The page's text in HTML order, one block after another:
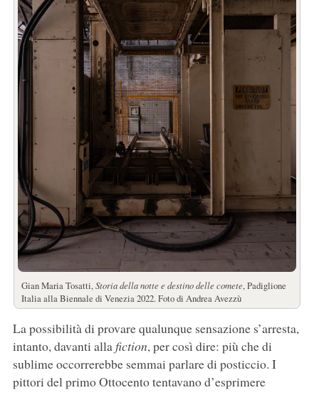
Gian Maria Tosatti, Storia della notte e destino delle comete, Padiglione
Italia alla Biennale di Venezia 2022. Foto di Andrea Avezzù
La possibilità di provare qualunque sensazione s’arresta,
intanto, davanti alla fiction, per così dire: più che di
sublime occorrerebbe semmai parlare di posticcio. I
pittori del primo Ottocento tentavano d’esprimere